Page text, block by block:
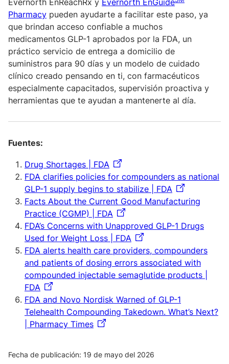
Evernorth EnReachRx y Evernorth EnGuide
Pharmacy pueden ayudarte a facilitar este paso, ya
que brindan acceso confiable a muchos
medicamentos GLP-1 aprobados por la FDA, un
práctico servicio de entrega a domicilio de
suministros para 90 días y un modelo de cuidado
clínico creado pensando en ti, con farmacéuticos
especialmente capacitados, supervisión proactiva y
herramientas que te ayudan a mantenerte al día.
Fuentes:
Drug Shortages | FDA
FDA clarifies policies for compounders as national
GLP-1 supply begins to stabilize | FDA
Facts About the Current Good Manufacturing
Practice (CGMP) | FDA
FDA’s Concerns with Unapproved GLP-1 Drugs
Used for Weight Loss | FDA
FDA alerts health care providers, compounders
and patients of dosing errors associated with
compounded injectable semaglutide products |
FDA
FDA and Novo Nordisk Warned of GLP-1
Telehealth Compounding Takedown. What’s Next?
| Pharmacy Times
Fecha de publicación: 19 de mayo del 2026